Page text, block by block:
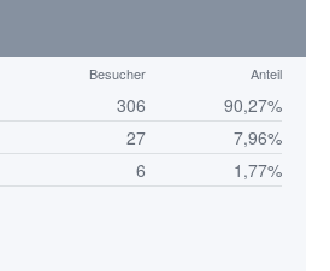
Besucher Anteil
306
90,27%
27
7,96%
6 1,77%